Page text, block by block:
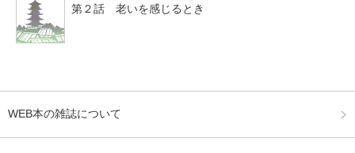
第２話 老いを感じるとき
WEB本の雑誌について